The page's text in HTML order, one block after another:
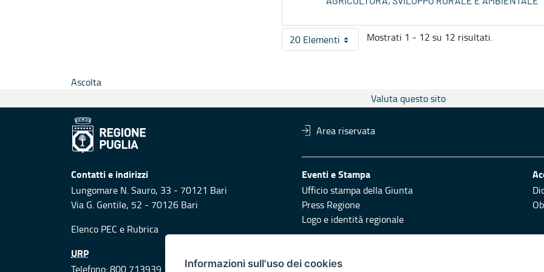
20 ElementiPer pagina
Mostrati 1 - 12 su 12 risultati.
Ascolta
Valuta questo sito
Area riservata
Contatti e indirizzi
Lungomare N. Sauro, 33 - 70121 Bari
Via G. Gentile, 52 - 70126 Bari
Elenco PEC e Rubrica
Eventi e Stampa
Ufficio stampa della Giunta
Press Regione
Logo e identità regionale
URP
Telefono: 800 713939 Responsabili di pubblicazione
Informazioni sull'uso dei cookies